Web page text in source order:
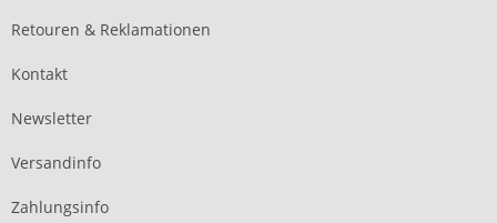
Retouren & Reklamationen
Kontakt
Newsletter
Versandinfo
Zahlungsinfo